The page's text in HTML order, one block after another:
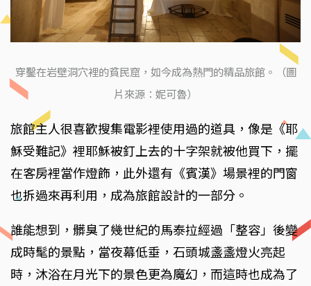
穿鑿在岩壁洞穴裡的貧民窟，如今成為熱門的精品旅館。（圖
片來源：妮可魯）
旅館主人很喜歡搜集電影裡使用過的道具，像是《耶
穌受難記》裡耶穌被釘上去的十字架就被他買下，擺
在客房裡當作燈飾，此外還有《賓漢》場景裡的門窗
也拆過來再利用，成為旅館設計的一部分。
誰能想到，髒臭了幾世紀的馬泰拉經過「整容」後變
成時髦的景點，當夜幕低垂，石頭城盞盞燈火亮起
時，沐浴在月光下的景色更為魔幻，而這時也成為了